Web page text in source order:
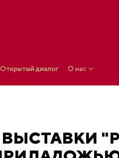
Открытый диалог О нас